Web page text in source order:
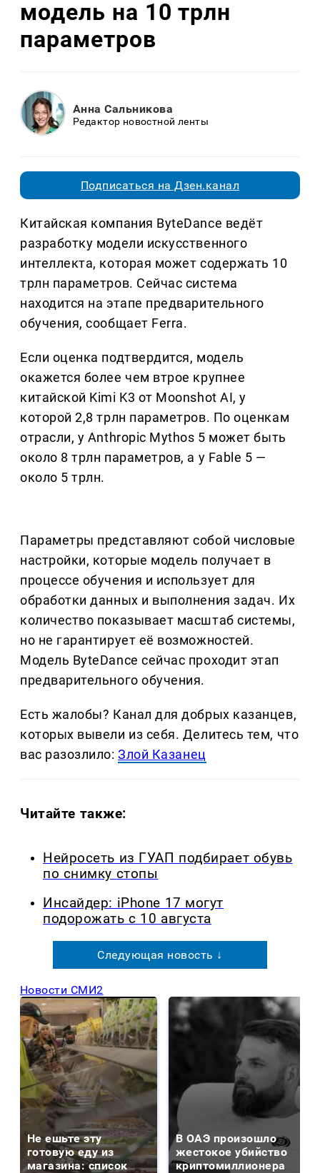
модель на 10 трлн
параметров
Анна Сальникова
Редактор новостной ленты
Подписаться на Дзен.канал
Китайская компания ByteDance ведёт
разработку модели искусственного
интеллекта, которая может содержать 10
трлн параметров. Сейчас система
находится на этапе предварительного
обучения, сообщает Ferra.
Если оценка подтвердится, модель
окажется более чем втрое крупнее
китайской Kimi K3 от Moonshot AI, у
которой 2,8 трлн параметров. По оценкам
отрасли, у Anthropic Mythos 5 может быть
около 8 трлн параметров, а у Fable 5 —
около 5 трлн.
Параметры представляют собой числовые
настройки, которые модель получает в
процессе обучения и использует для
обработки данных и выполнения задач. Их
количество показывает масштаб системы,
но не гарантирует её возможностей.
Модель ByteDance сейчас проходит этап
предварительного обучения.
Есть жалобы? Канал для добрых казанцев,
которых вывели из себя. Делитеcь тем, что
вас разозлило:Злой Казанец
Читайте также:
Нейросеть из ГУАП подбирает обувь
по снимку стопы
Инсайдер: iPhone 17 могут
подорожать с 10 августа
Следующая новость ↓
Новости СМИ2
Не ешьте эту
готовую еду из
магазина: список
В ОАЭ произошло
жестокое убийство
криптомиллионера